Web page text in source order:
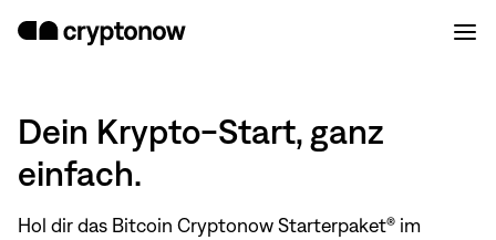
Dein Krypto-Start, ganz
einfach.
Hol dir das Bitcoin Cryptonow Starterpaket® im